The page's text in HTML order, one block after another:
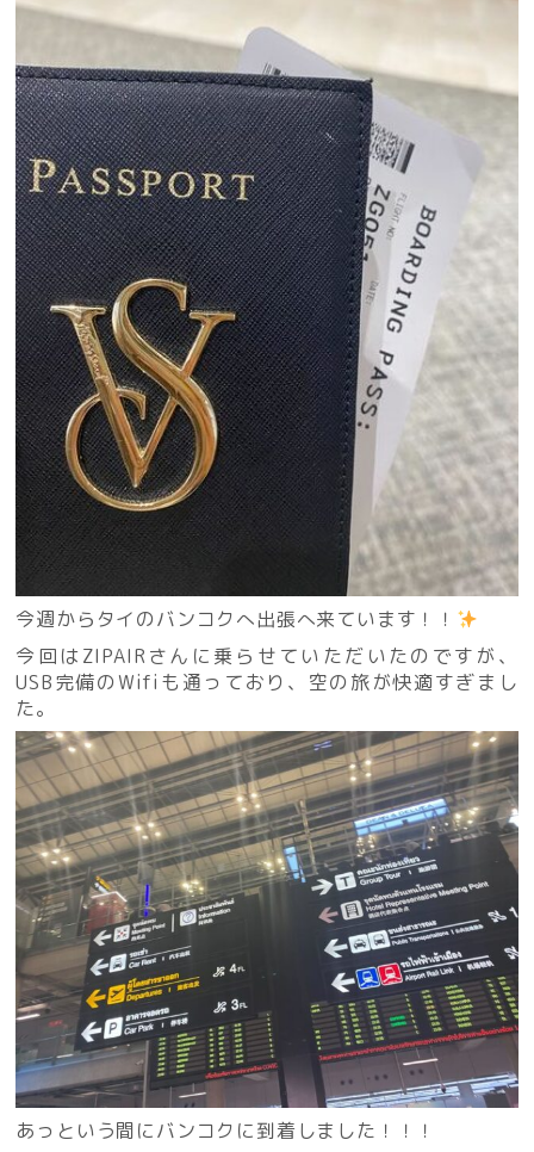
今週からタイのバンコクへ出張へ来ています！！
今回はZIPAIRさんに乗らせていただいたのですが、
USB完備のWifiも通っており、空の旅が快適すぎまし
た。
あっという間にバンコクに到着しました！！！